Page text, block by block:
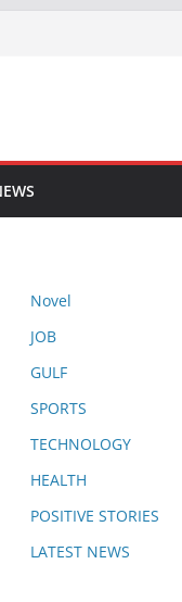
Novel
JOB
GULF
SPORTS
TECHNOLOGY
HEALTH
POSITIVE STORIES
LATEST NEWS